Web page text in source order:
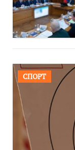
СПОРТ